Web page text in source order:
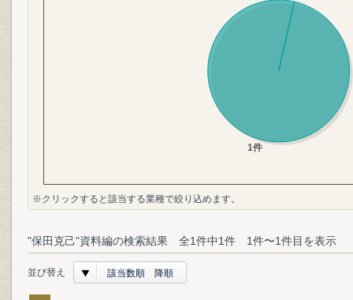
※クリックすると該当する業種で絞り込めます。
"保田克己"資料編の検索結果 全1件中1件 1件〜1件目を表示
並び替え 該当数順 降順